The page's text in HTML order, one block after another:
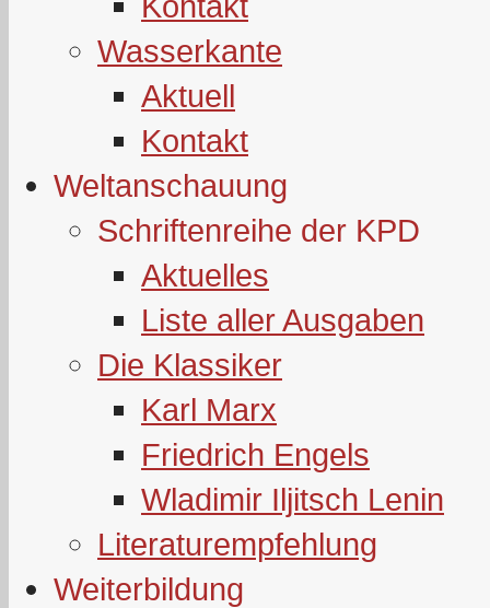
Wasserkante
Aktuell
Kontakt
Weltanschauung
Schriftenreihe der KPD
Aktuelles
Liste aller Ausgaben
Die Klassiker
Karl Marx
Friedrich Engels
Wladimir Iljitsch Lenin
Literaturempfehlung
Weiterbildung